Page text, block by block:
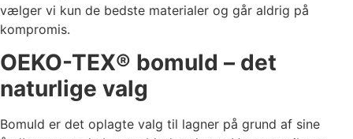
vælger vi kun de bedste materialer og går aldrig på
kompromis.
OEKO-TEX® bomuld – det
naturlige valg
Bomuld er det oplagte valg til lagner på grund af sine